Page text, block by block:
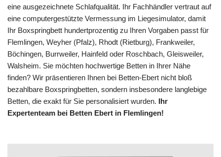
eine ausgezeichnete Schlafqualität. Ihr Fachhändler vertraut auf
eine computergestützte Vermessung im Liegesimulator, damit
Ihr Boxspringbett hundertprozentig zu Ihren Vorgaben passt für
Flemlingen, Weyher (Pfalz), Rhodt (Rietburg), Frankweiler,
Böchingen, Burrweiler, Hainfeld oder Roschbach, Gleisweiler,
Walsheim. Sie möchten hochwertige Betten in Ihrer Nähe
finden? Wir präsentieren Ihnen bei Betten-Ebert nicht bloß
bezahlbare Boxspringbetten, sondern insbesondere langlebige
Betten, die exakt für Sie personalisiert wurden. Ihr
Expertenteam bei Betten Ebert in Flemlingen!